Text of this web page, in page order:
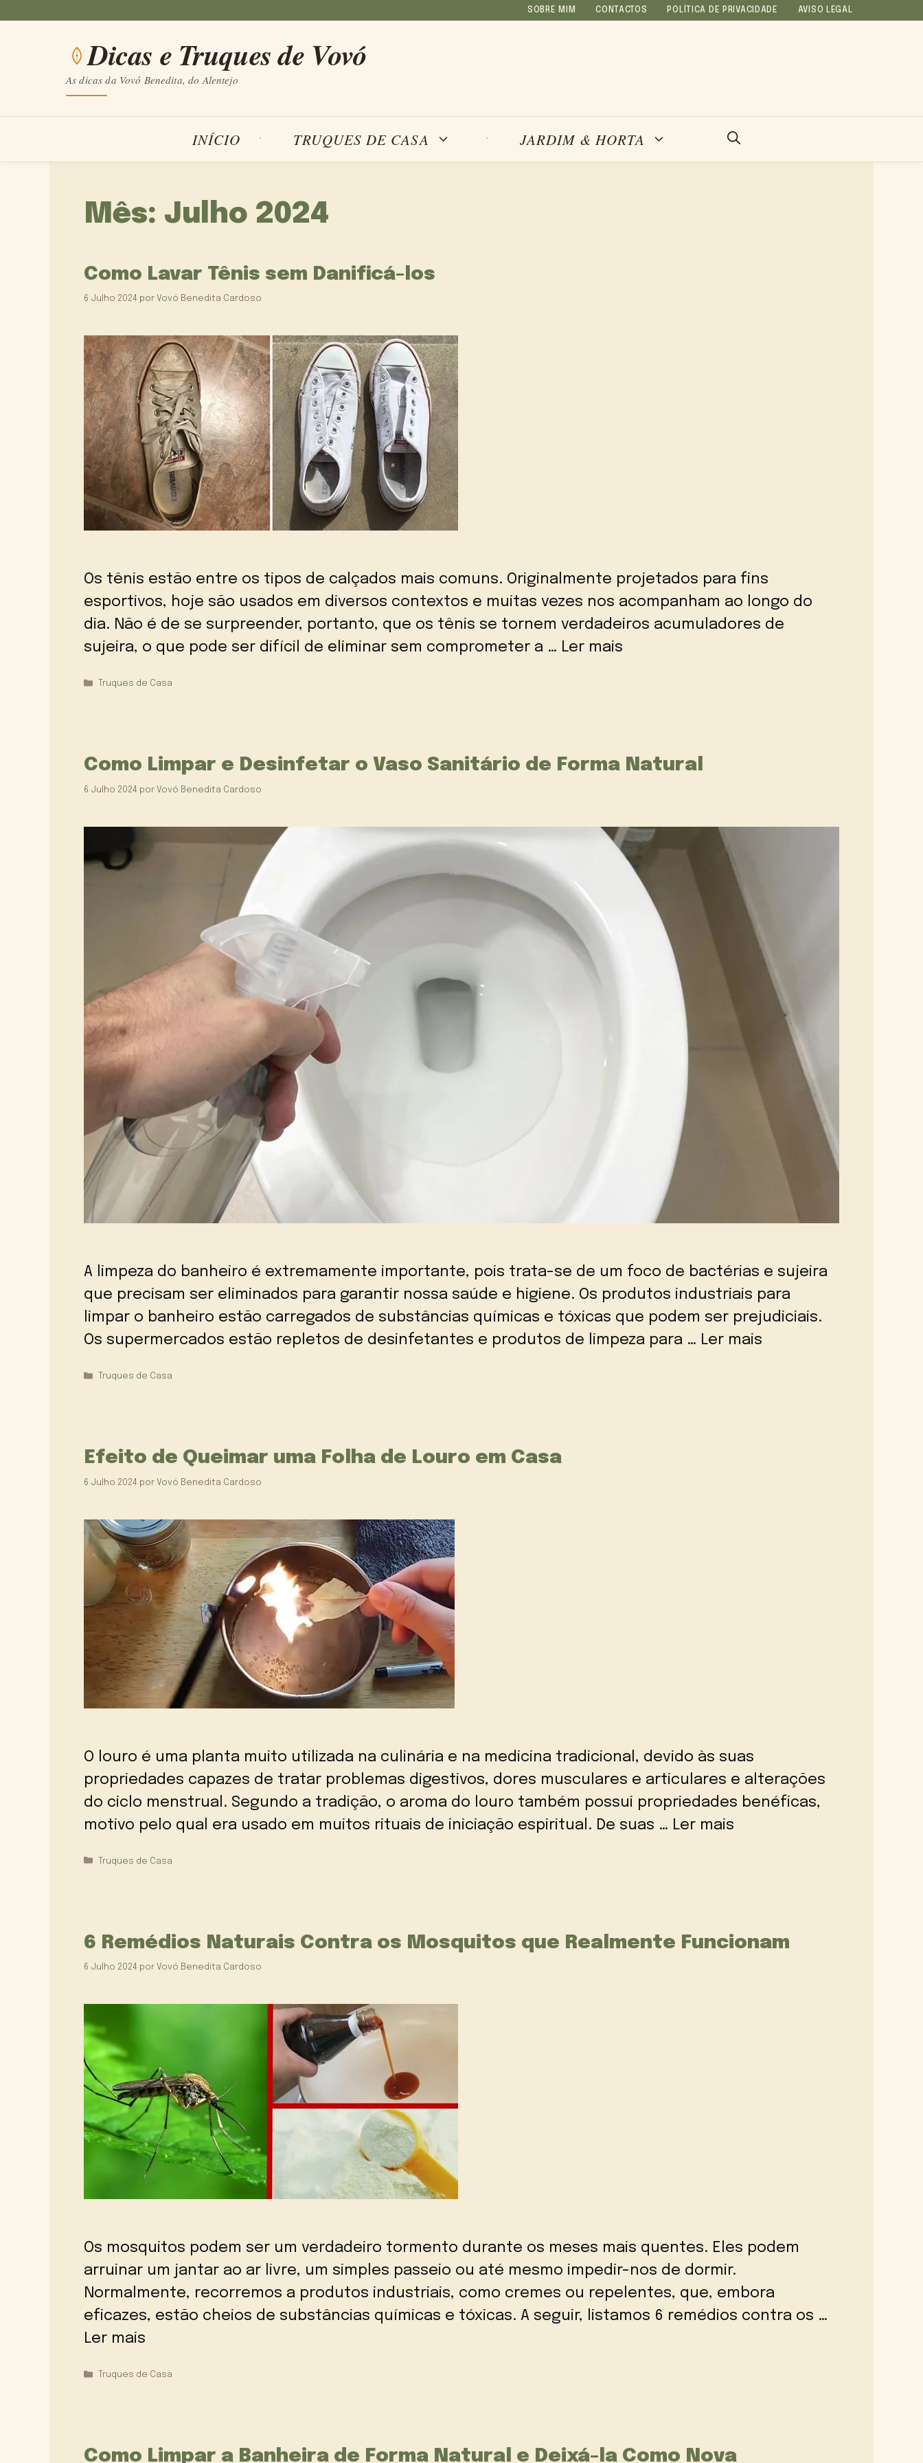
conteúdo
SOBRE MIM CONTACTOS POLÍTICA DE PRIVACIDADE AVISO LEGAL
Dicas e Truques de Vovó
As dicas da Vovó Benedita, do Alentejo
INÍCIO TRUQUES DE CASA JARDIM & HORTA
Mês: Julho 2024
Como Lavar Tênis sem Danificá-los
6 Julho 2024 por Vovó Benedita Cardoso
Os tênis estão entre os tipos de calçados mais comuns. Originalmente projetados para fins
esportivos, hoje são usados em diversos contextos e muitas vezes nos acompanham ao longo do
dia. Não é de se surpreender, portanto, que os tênis se tornem verdadeiros acumuladores de
sujeira, o que pode ser difícil de eliminar sem comprometer a … Ler mais
Categorias
Truques de Casa
Como Limpar e Desinfetar o Vaso Sanitário de Forma Natural
6 Julho 2024 por Vovó Benedita Cardoso
A limpeza do banheiro é extremamente importante, pois trata-se de um foco de bactérias e sujeira
que precisam ser eliminados para garantir nossa saúde e higiene. Os produtos industriais para
limpar o banheiro estão carregados de substâncias químicas e tóxicas que podem ser prejudiciais.
Os supermercados estão repletos de desinfetantes e produtos de limpeza para … Ler mais
Categorias
Truques de Casa
Efeito de Queimar uma Folha de Louro em Casa
6 Julho 2024 por Vovó Benedita Cardoso
O louro é uma planta muito utilizada na culinária e na medicina tradicional, devido às suas
propriedades capazes de tratar problemas digestivos, dores musculares e articulares e alterações
do ciclo menstrual. Segundo a tradição, o aroma do louro também possui propriedades benéficas,
motivo pelo qual era usado em muitos rituais de iniciação espiritual. De suas … Ler mais
Categorias
Truques de Casa
6 Remédios Naturais Contra os Mosquitos que Realmente Funcionam
6 Julho 2024 por Vovó Benedita Cardoso
Os mosquitos podem ser um verdadeiro tormento durante os meses mais quentes. Eles podem
arruinar um jantar ao ar livre, um simples passeio ou até mesmo impedir-nos de dormir.
Normalmente, recorremos a produtos industriais, como cremes ou repelentes, que, embora
eficazes, estão cheios de substâncias químicas e tóxicas. A seguir, listamos 6 remédios contra os …
Ler mais
Categorias
Truques de Casa
Como Limpar a Banheira de Forma Natural e Deixá-la Como Nova